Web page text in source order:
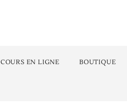
COURS EN LIGNE BOUTIQUE